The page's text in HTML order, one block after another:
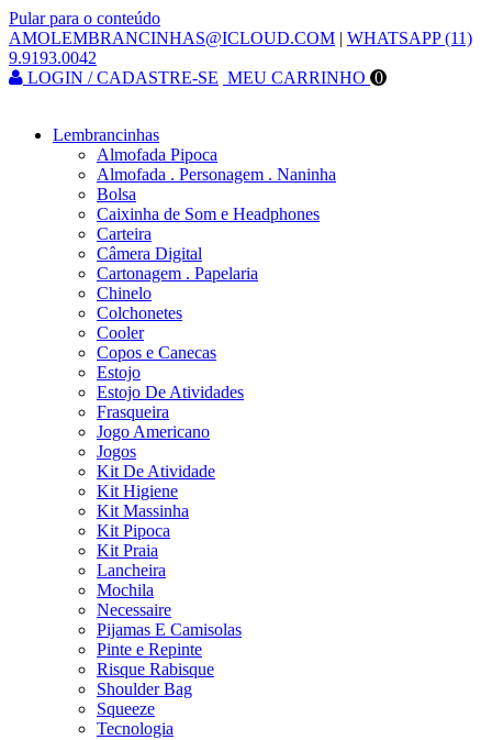
Pular para o conteúdo
AMOLEMBRANCINHAS@ICLOUD.COM | WHATSAPP (11)
9.9193.0042
LOGIN / CADASTRE-SE MEU CARRINHO 0
Lembrancinhas
Almofada Pipoca
Almofada . Personagem . Naninha
Bolsa
Caixinha de Som e Headphones
Carteira
Câmera Digital
Cartonagem . Papelaria
Chinelo
Colchonetes
Cooler
Copos e Canecas
Estojo
Estojo De Atividades
Frasqueira
Jogo Americano
Jogos
Kit De Atividade
Kit Higiene
Kit Massinha
Kit Pipoca
Kit Praia
Lancheira
Mochila
Necessaire
Pijamas E Camisolas
Pinte e Repinte
Risque Rabisque
Shoulder Bag
Squeeze
Tecnologia